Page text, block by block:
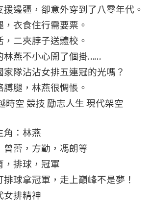
邊疆，卻意外穿到了八零年代。
衣食住行需要票。
二夾脖子送體校。
林燕不小心開了個掛……
家隊沾沾女排五連冠的光嗎？
腿，林燕很惆悵。
時空 競技 勵志人生 現代架空
角：林燕
曾蕾，方勤，馮朗等
，排球，冠軍
球拿冠軍，走上巔峰不是夢！
女排精神